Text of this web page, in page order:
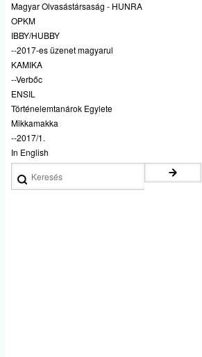
Magyar Olvasástársaság - HUNRA
OPKM
IBBY/HUBBY
--2017-es üzenet magyarul
KAMIKA
--Verbőc
ENSIL
Történelemtanárok Egylete
Mikkamakka
--2017/1.
In English